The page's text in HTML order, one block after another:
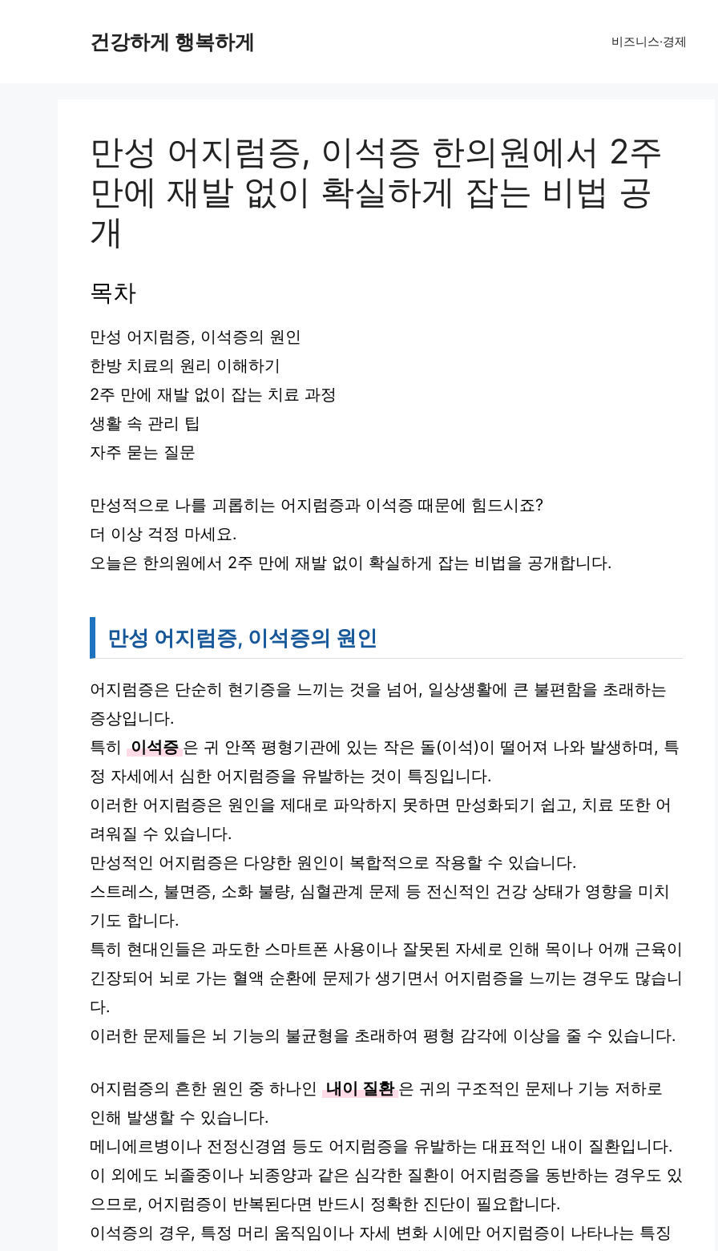
건강하게 행복하게 비즈니스·경제
만성 어지럼증, 이석증 한의원에서 2주
만에 재발 없이 확실하게 잡는 비법 공
개
목차
만성 어지럼증, 이석증의 원인
한방 치료의 원리 이해하기
2주 만에 재발 없이 잡는 치료 과정
생활 속 관리 팁
자주 묻는 질문
만성적으로 나를 괴롭히는 어지럼증과 이석증 때문에 힘드시죠?
더 이상 걱정 마세요.
오늘은 한의원에서 2주 만에 재발 없이 확실하게 잡는 비법을 공개합니다.
만성 어지럼증, 이석증의 원인
어지럼증은 단순히 현기증을 느끼는 것을 넘어, 일상생활에 큰 불편함을 초래하는
증상입니다.
특히 이석증 은 귀 안쪽 평형기관에 있는 작은 돌(이석)이 떨어져 나와 발생하며, 특
정 자세에서 심한 어지럼증을 유발하는 것이 특징입니다.
이러한 어지럼증은 원인을 제대로 파악하지 못하면 만성화되기 쉽고, 치료 또한 어
려워질 수 있습니다.
만성적인 어지럼증은 다양한 원인이 복합적으로 작용할 수 있습니다.
스트레스, 불면증, 소화 불량, 심혈관계 문제 등 전신적인 건강 상태가 영향을 미치
기도 합니다.
특히 현대인들은 과도한 스마트폰 사용이나 잘못된 자세로 인해 목이나 어깨 근육이
긴장되어 뇌로 가는 혈액 순환에 문제가 생기면서 어지럼증을 느끼는 경우도 많습니
다.
이러한 문제들은 뇌 기능의 불균형을 초래하여 평형 감각에 이상을 줄 수 있습니다.
어지럼증의 흔한 원인 중 하나인 내이 질환 은 귀의 구조적인 문제나 기능 저하로
인해 발생할 수 있습니다.
메니에르병이나 전정신경염 등도 어지럼증을 유발하는 대표적인 내이 질환입니다.
이 외에도 뇌졸중이나 뇌종양과 같은 심각한 질환이 어지럼증을 동반하는 경우도 있
으므로, 어지럼증이 반복된다면 반드시 정확한 진단이 필요합니다.
이석증의 경우, 특정 머리 움직임이나 자세 변화 시에만 어지럼증이 나타나는 특징